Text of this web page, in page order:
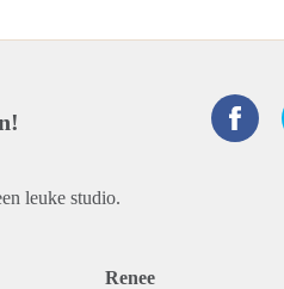
leuke studio.
Renee